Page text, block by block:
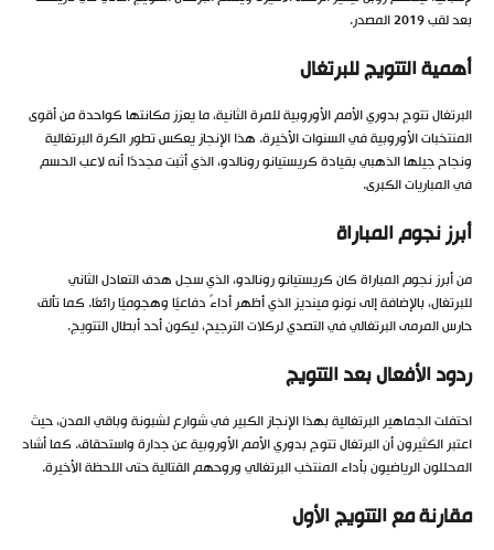
بعد لقب 2019 المصدر.
أهمية التتويج للبرتغال
البرتغال تتوج بدوري الأمم الأوروبية للمرة الثانية، ما يعزز مكانتها كواحدة من أقوى
المنتخبات الأوروبية في السنوات الأخيرة. هذا الإنجاز يعكس تطور الكرة البرتغالية
ونجاح جيلها الذهبي بقيادة كريستيانو رونالدو، الذي أثبت مجددًا أنه لاعب الحسم
في المباريات الكبرى.
أبرز نجوم المباراة
من أبرز نجوم المباراة كان كريستيانو رونالدو، الذي سجل هدف التعادل الثاني
للبرتغال، بالإضافة إلى نونو مينديز الذي أظهر أداءً دفاعيًا وهجوميًا رائعًا. كما تألق
حارس المرمى البرتغالي في التصدي لركلات الترجيح، ليكون أحد أبطال التتويج.
ردود الأفعال بعد التتويج
احتفلت الجماهير البرتغالية بهذا الإنجاز الكبير في شوارع لشبونة وباقي المدن، حيث
اعتبر الكثيرون أن البرتغال تتوج بدوري الأمم الأوروبية عن جدارة واستحقاق. كما أشاد
المحللون الرياضيون بأداء المنتخب البرتغالي وروحهم القتالية حتى اللحظة الأخيرة.
مقارنة مع التتويج الأول